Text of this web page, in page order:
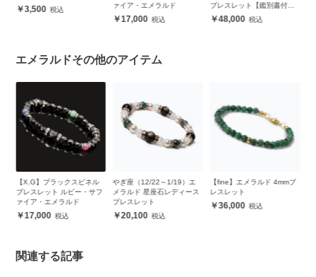
3,500
ァイア・エメラルド
17,000
ブレスレット【鑑別書付
き】48,000
エメラルドその他のアイテム
【X.G】ブラックスピネル
ブレスレット ルビー・サフ
ァイア・エメラルド
17,000
やぎ座（12/22～1/19）エ
メラルド 星座石レディース
ブレスレット
20,100
【fine】エメラルド 4mmブ
レスレット
36,000
関連する記事